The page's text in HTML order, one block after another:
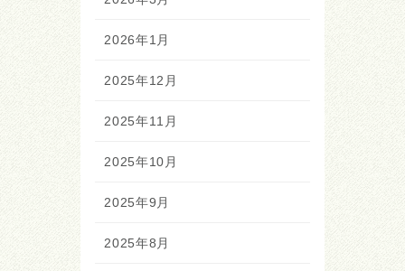
2026年1月
2025年12月
2025年11月
2025年10月
2025年9月
2025年8月